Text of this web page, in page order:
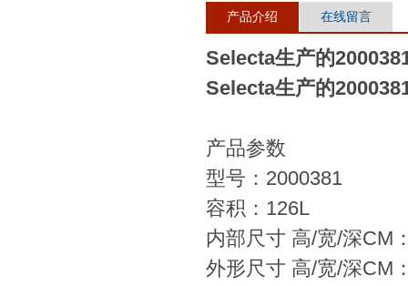
产品介绍 在线留言
Selecta生产的
Selecta生产的
产品参数
型号：2000381
容积：126L
内部尺寸 高/宽/深CM
外形尺寸 高/宽/深CM